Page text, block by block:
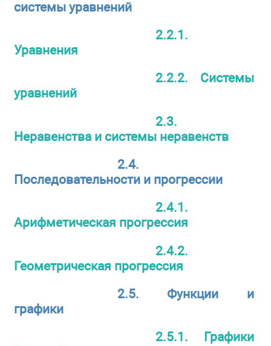
системы уравнений
2.2.1.
Уравнения
2.2.2. Системы
уравнений
2.3.
Неравенства и системы неравенств
2.4.
Последовательности и прогрессии
2.4.1.
Арифметическая прогрессия
2.4.2.
Геометрическая прогрессия
2.5. Функции и
графики
2.5.1. Графики